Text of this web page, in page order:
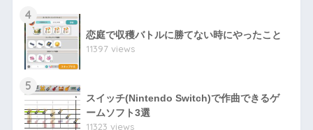
4
恋庭で収穫バトルに勝てない時にやったこと
11397 views
5
スイッチ(Nintendo Switch)で作曲できるゲ
ームソフト3選
11323 views